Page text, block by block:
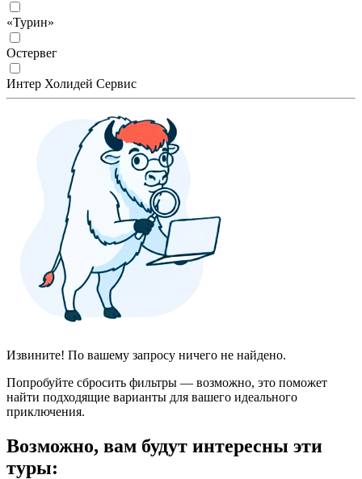
«Турин»
Остервег
Интер Холидей Сервис
Извините! По вашему запросу ничего не найдено.
Попробуйте сбросить фильтры — возможно, это поможет
найти подходящие варианты для вашего идеального
приключения.
Возможно, вам будут интересны эти
туры: